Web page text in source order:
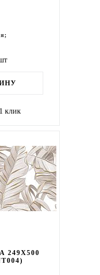
клик
249X500